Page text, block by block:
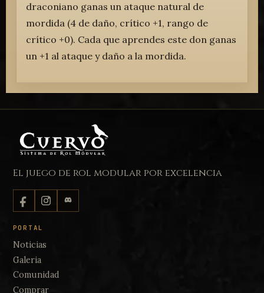
draconiano ganas un ataque natural de
mordida (4 de daño, crítico +1, rango de
crítico +0). Cada que aprendes este don ganas
un +1 al ataque y daño a la mordida.
El juego de rol modular por excelencia
PORTAL
Noticias
Galeria
Comunidad
Comprar